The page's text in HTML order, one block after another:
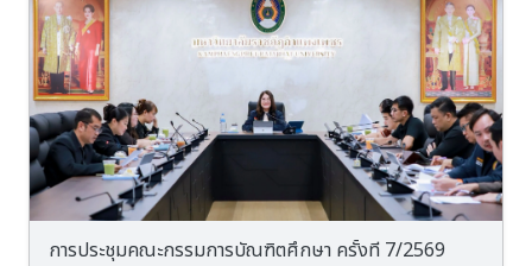
การประชุมคณะกรรมการบัณฑิตศึกษา ครั้งที่ 7/2569